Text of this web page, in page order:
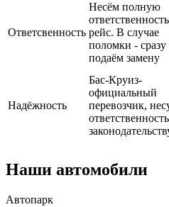
Ответсвенность
Несём полную
рейс. В случае
поломки - сразу
подаём замену
Надёжность
Бас-Круиз-
официальный
перевозчик,
Наши автомобили
Автопарк